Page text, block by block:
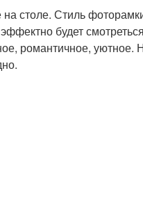
столе. Стиль
будет смотреться
романтичное, уютное.